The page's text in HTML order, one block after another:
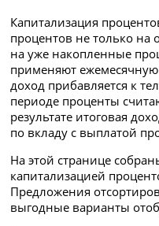
Капитализация
процентов не только на
на уже накопленные
применяют
доход прибавляется к
периоде проценты
результате итоговая
по вкладу с выплатой
На этой странице
капитализацией
Предложения
выгодные варианты